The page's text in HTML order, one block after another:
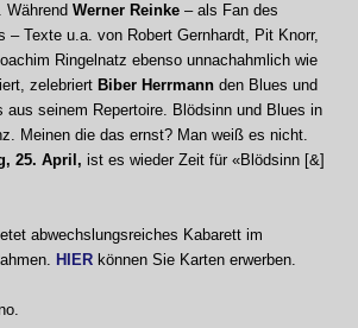
Während Werner Reinke – als Fan des
– Texte u.a. von Robert Gernhardt, Pit Knorr,
Ringelnatz ebenso unnachahmlich wie
zelebriert Biber Herrmann den Blues und
aus seinem Repertoire. Blödsinn und Blues in
Meinen die das ernst? Man weiß es nicht.
25. April, ist es wieder Zeit für «Blödsinn [&]
abwechslungsreiches Kabarett im
HIER können Sie Karten erwerben.